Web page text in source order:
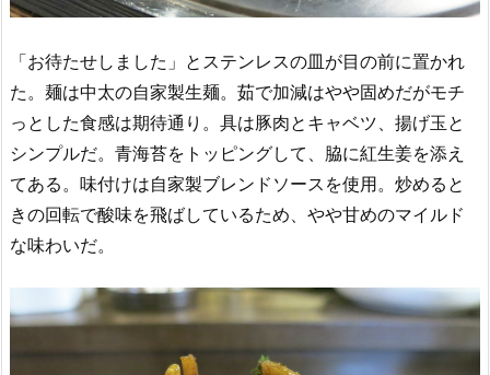
「お待たせしました」とステンレスの皿が目の前に置かれ
た。麺は中太の自家製生麺。茹で加減はやや固めだがモチ
っとした食感は期待通り。具は豚肉とキャベツ、揚げ玉と
シンプルだ。青海苔をトッピングして、脇に紅生姜を添え
てある。味付けは自家製ブレンドソースを使用。炒めると
きの回転で酸味を飛ばしているため、やや甘めのマイルド
な味わいだ。